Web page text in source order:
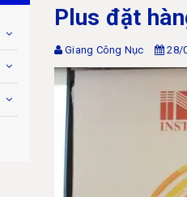
Plus đặt
Giang Công Nục 28/